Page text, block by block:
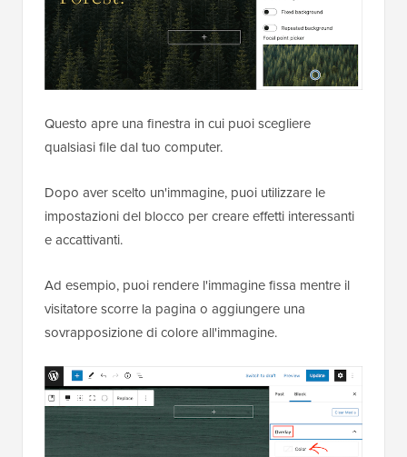
Questo apre una finestra in cui puoi scegliere
qualsiasi file dal tuo computer.
Dopo aver scelto un'immagine, puoi utilizzare le
impostazioni del blocco per creare effetti interessanti
e accattivanti.
Ad esempio, puoi rendere l'immagine fissa mentre il
visitatore scorre la pagina o aggiungere una
sovrapposizione di colore all'immagine.